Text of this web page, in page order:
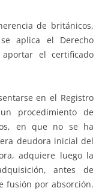
de británicos,
aplica el Derecho
el certificado
en el Registro
procedimiento de
en que no se ha
deudora inicial del
adquiere luego la
antes de
fusión por absorción.